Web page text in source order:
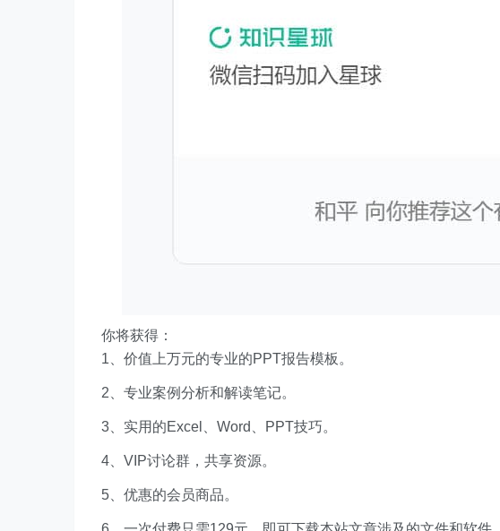
你将获得：
1、价值上万元的专业的PPT报告模板。
2、专业案例分析和解读笔记。
3、实用的Excel、Word、PPT技巧。
4、VIP讨论群，共享资源。
5、优惠的会员商品。